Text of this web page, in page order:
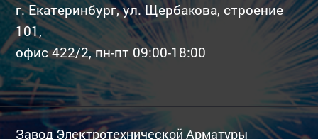
г. Екатеринбург, ул. Щербакова, строение
101,
офис 422/2, пн-пт 09:00-18:00
Завод Электротехнической Арматуры